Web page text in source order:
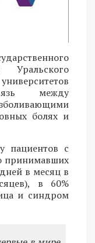
между
болях и
пациентов с
принимавших
в месяц в
в 60%
и синдром